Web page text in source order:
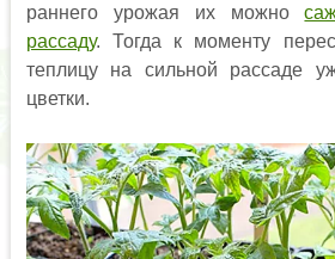
раннего урожая их можно
рассаду. Тогда к моменту
теплицу на сильной рассаде
цветки.